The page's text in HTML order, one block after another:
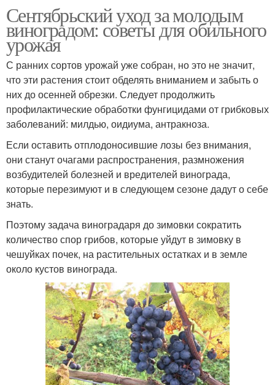
Сентябрьский уход за молодым
виноградом: советы для обильного
урожая
С ранних сортов урожай уже собран, но это не значит,
что эти растения стоит обделять вниманием и забыть о
них до осенней обрезки. Следует продолжить
профилактические обработки фунгицидами от грибковых
заболеваний: милдью, оидиума, антракноза.
Если оставить отплодоносившие лозы без внимания,
они станут очагами распространения, размножения
возбудителей болезней и вредителей винограда,
которые перезимуют и в следующем сезоне дадут о себе
знать.
Поэтому задача виноградаря до зимовки сократить
количество спор грибов, которые уйдут в зимовку в
чешуйках почек, на растительных остатках и в земле
около кустов винограда.